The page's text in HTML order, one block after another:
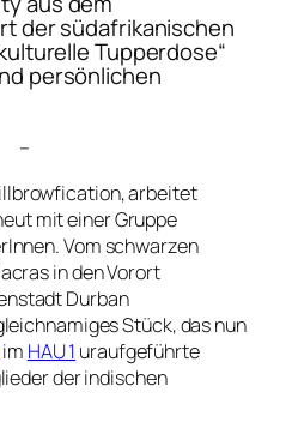
der südafrikanischen
Tupperdose“
persönlichen
–
, arbeitet
mit einer Gruppe
Vom schwarzen
in den Vorort
Durban
Stück, das nun
im HAU 1 uraufgeführte
der indischen